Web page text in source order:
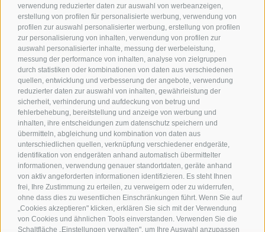
verwendung reduzierter daten zur auswahl von werbeanzeigen,
erstellung von profilen für personalisierte werbung, verwendung von
profilen zur auswahl personalisierter werbung, erstellung von profilen
zur personalisierung von inhalten, verwendung von profilen zur
auswahl personalisierter inhalte, messung der werbeleistung,
messung der performance von inhalten, analyse von zielgruppen
durch statistiken oder kombinationen von daten aus verschiedenen
quellen, entwicklung und verbesserung der angebote, verwendung
reduzierter daten zur auswahl von inhalten, gewährleistung der
sicherheit, verhinderung und aufdeckung von betrug und
fehlerbehebung, bereitstellung und anzeige von werbung und
inhalten, ihre entscheidungen zum datenschutz speichern und
übermitteln, abgleichung und kombination von daten aus
unterschiedlichen quellen, verknüpfung verschiedener endgeräte,
identifikation von endgeräten anhand automatisch übermittelter
informationen, verwendung genauer standortdaten, geräte anhand
von aktiv angeforderten informationen identifizieren. Es steht Ihnen
frei, Ihre Zustimmung zu erteilen, zu verweigern oder zu widerrufen,
ohne dass dies zu wesentlichen Einschränkungen führt. Wenn Sie auf
„Cookies akzeptieren" klicken, erklären Sie sich mit der Verwendung
von Cookies und ähnlichen Tools einverstanden. Verwenden Sie die
Schaltfläche „Einstellungen verwalten", um Ihre Auswahl anzupassen
Kontakt
Tourismusverein Terlan
Dr.-Weiser-Platz 2
I - 39018 Terlan BZ
Tel. +39 0471 257 165
info@terlan.info